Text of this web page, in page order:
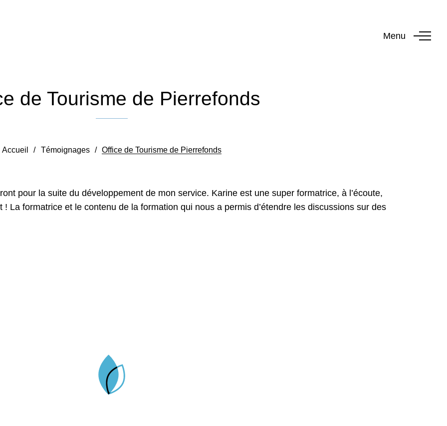
Menu
de Tourisme de Pierrefonds
Accueil / Témoignages / Office de Tourisme de Pierrefonds
pour la suite du développement de mon service. Karine est une super formatrice, à l’écoute,
La formatrice et le contenu de la formation qui nous a permis d’étendre les discussions sur des